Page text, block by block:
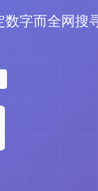
字而全网搜